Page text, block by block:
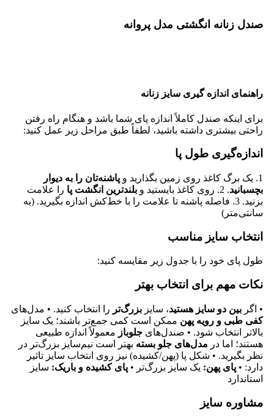
صندل زنانه انگشتی مدل پروانه
راهنمای اندازه گیری سایز زنانه
برای اینکه صندل کاملاً اندازه پای شما باشد و هنگام راه رفتن
راحتی بیشتری داشته باشید، لطفاً طبق مراحل زیر عمل کنید:
اندازه‌گیری طول پا
1. یک برگ کاغذ روی زمین بگذارید و
پاشنه‌تان را به دیوار
بچسبانید. 2. روی کاغذ بایستید و بلندترین انگشت پا را علامت
بزنید. 3. فاصله پاشنه تا علامت را با خط‌کش اندازه بگیرید. (به
سانتی‌متر)
انتخاب سایز مناسب
طول پای خود را با جدول زیر مقایسه کنید:
نکات مهم برای انتخاب بهتر
• اگر بین دو سایز هستید، سایز بزرگ‌تر را انتخاب کنید. • مدل‌های
کفی طبی و رویه پهن ممکن است کمی جمع‌تر باشند؛ یک سایز
بالاتر انتخاب شود. • صندل‌های جلوباز معمولاً اندازه طبیعی
هستند؛ اما در مدل‌های جلو بسته بهتر است نیم‌سایز بزرگ‌تر در
نظر بگیرید. • شکل پا (پهن/کشیده) نیز روی انتخاب سایز تاثیر
دارد: • پای پهن: یک سایز بزرگ‌تر • پای کشیده و باریک: سایز
استاندارد
مشاوره سایز